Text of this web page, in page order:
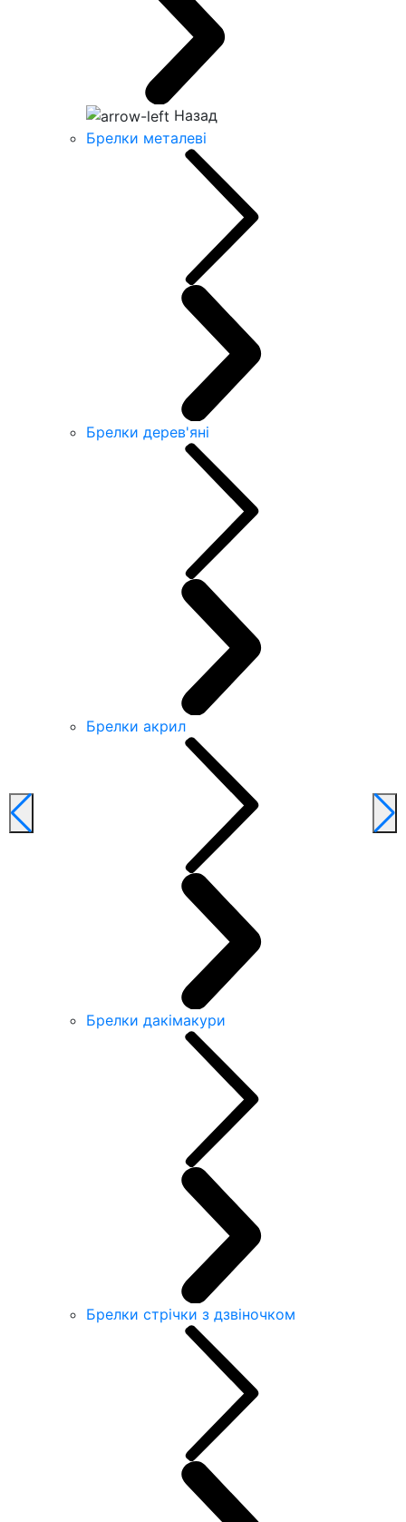
Назад
Брелки металеві
Брелки дерев'яні
Брелки акрил
Брелки дакімакури
Брелки стрічки з дзвіночком